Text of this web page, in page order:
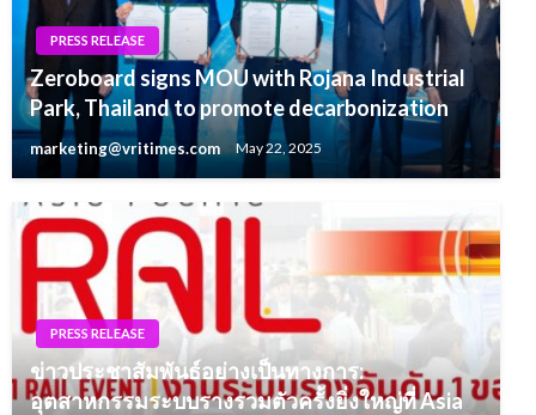
PRESS RELEASE
Zeroboard signs MOU with Rojana Industrial
Park, Thailand to promote decarbonization
marketing@vritimes.com May 22, 2025
PRESS RELEASE
ข่าวประชาสัมพันธ์อย่างเป็นทางการ:
อุตสาหกรรมระบบรางรวมตัวครั้งยิ่งใหญ่ที่ Asia